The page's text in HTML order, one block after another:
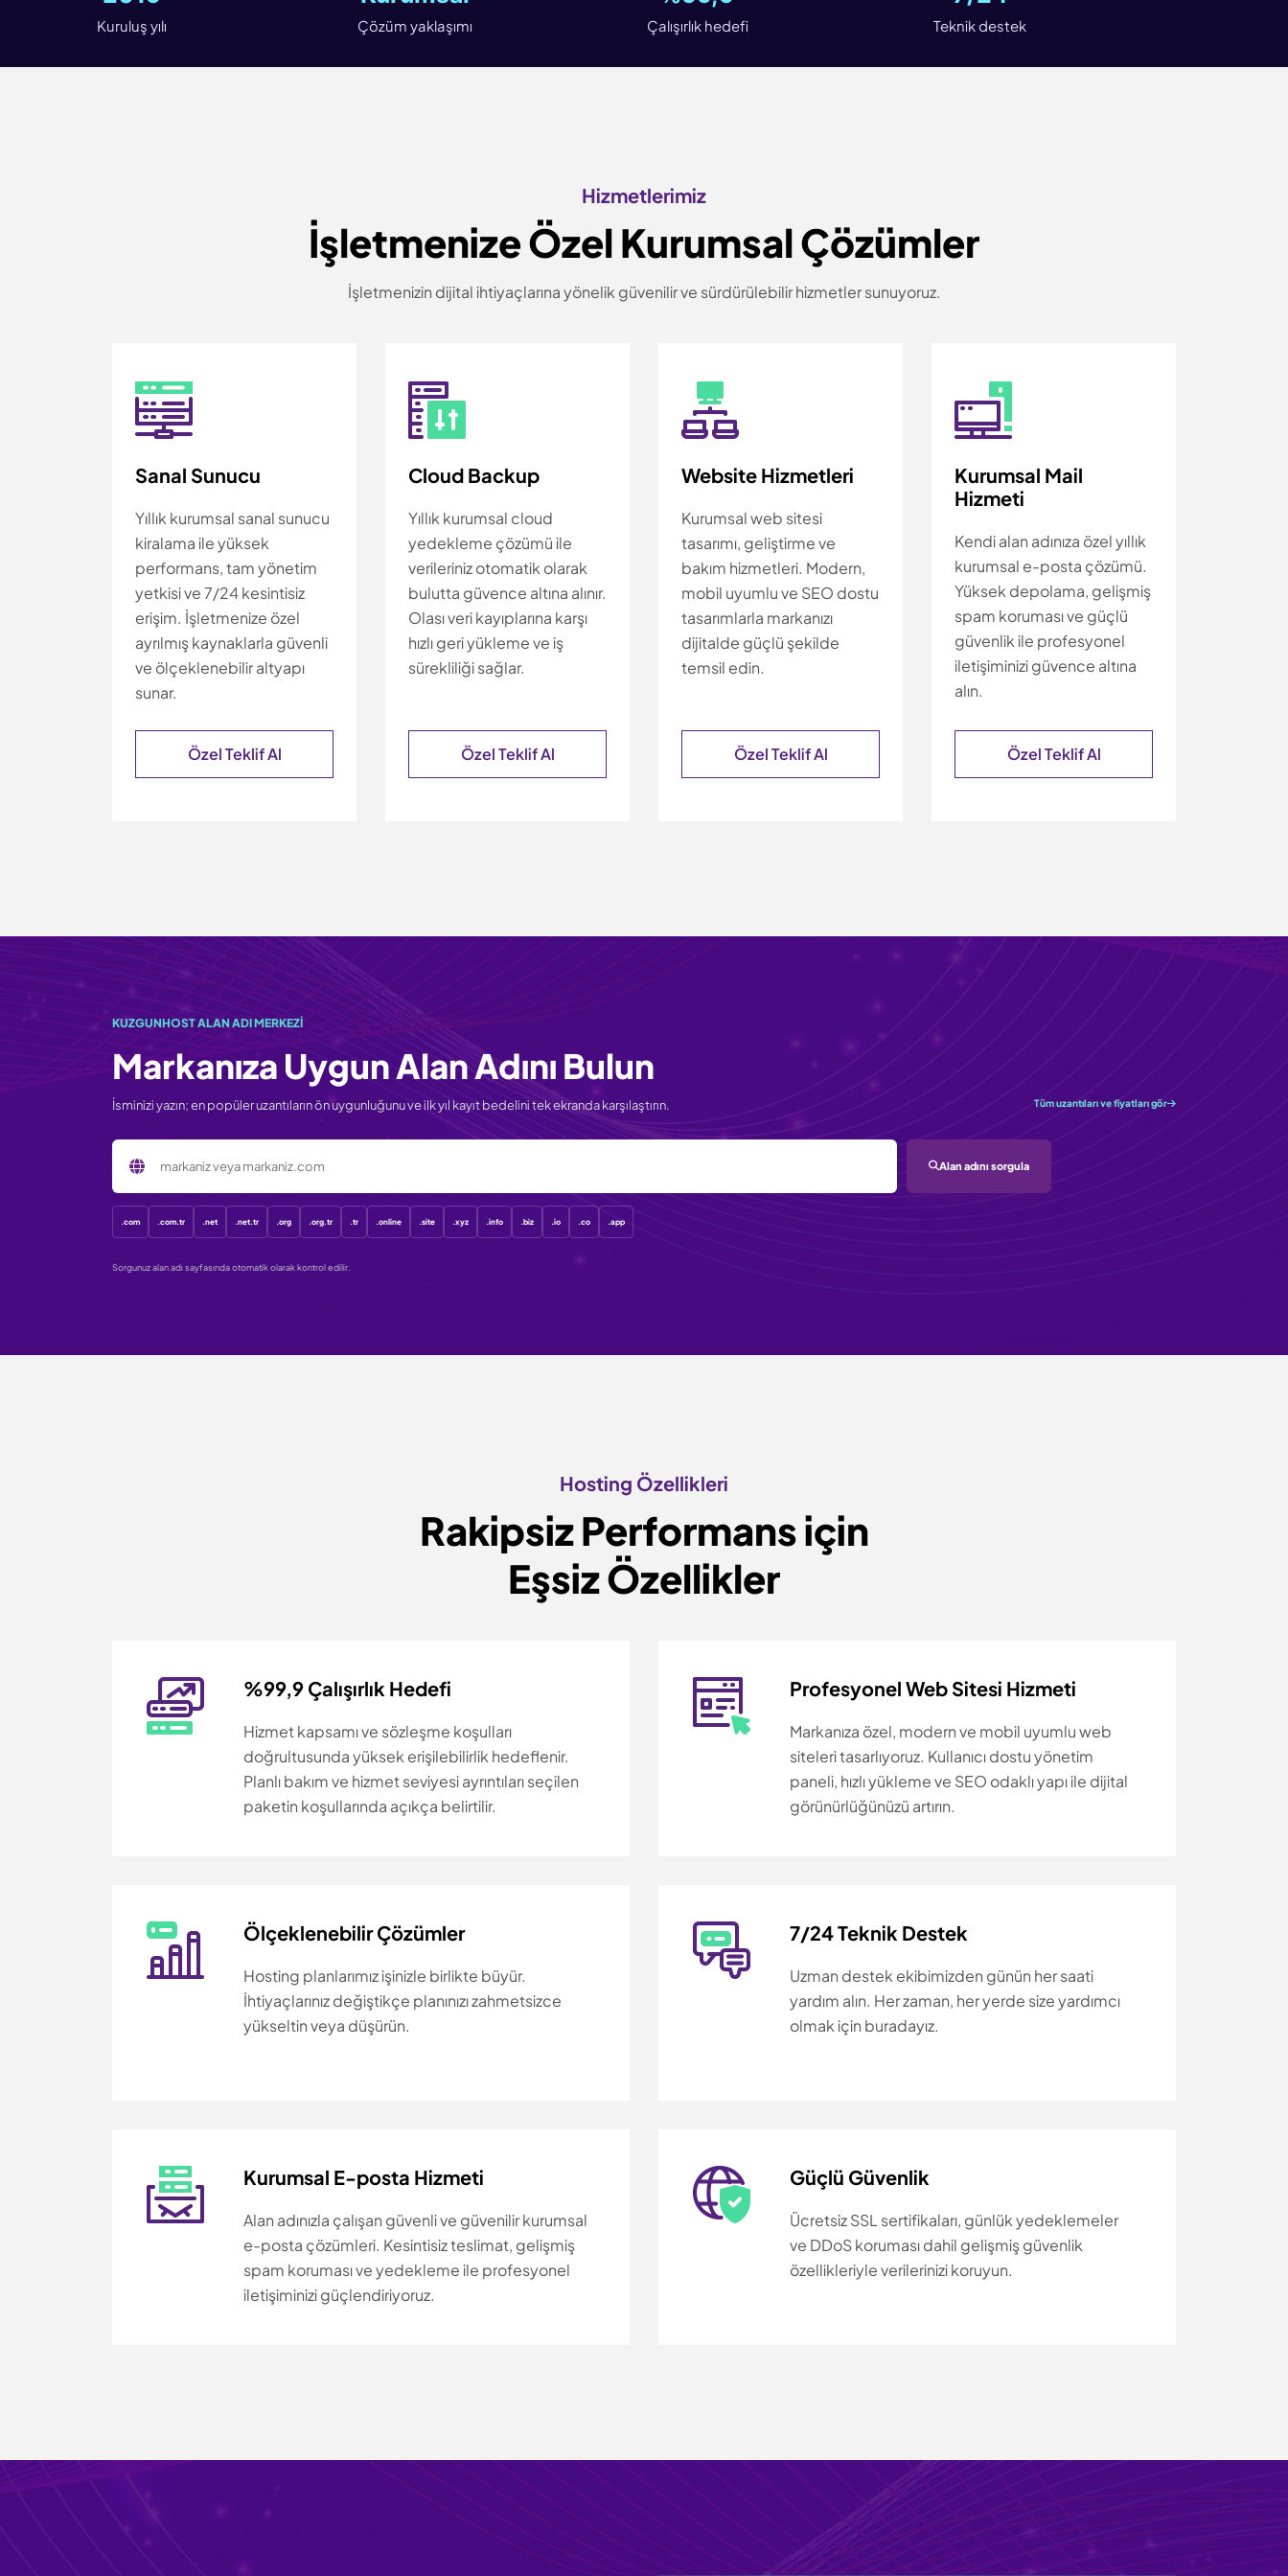
Kuruluş yılı Çözüm yaklaşımı Çalışırlık hedefi Teknik destek
Hizmetlerimiz
İşletmenize Özel Kurumsal Çözümler
İşletmenizin dijital ihtiyaçlarına yönelik güvenilir ve sürdürülebilir hizmetler sunuyoruz.
Sanal Sunucu
Yıllık kurumsal sanal sunucu
kiralama ile yüksek
performans, tam yönetim
yetkisi ve 7/24 kesintisiz
erişim. İşletmenize özel
ayrılmış kaynaklarla güvenli
ve ölçeklenebilir altyapı
sunar.
Özel Teklif Al
Cloud Backup
Yıllık kurumsal cloud
yedekleme çözümü ile
verileriniz otomatik olarak
bulutta güvence altına alınır.
Olası veri kayıplarına karşı
hızlı geri yükleme ve iş
sürekliliği sağlar.
Özel Teklif Al
Website Hizmetleri
Kurumsal web sitesi
tasarımı, geliştirme ve
bakım hizmetleri. Modern,
mobil uyumlu ve SEO dostu
tasarımlarla markanızı
dijitalde güçlü şekilde
temsil edin.
Özel Teklif Al
Kurumsal Mail
Hizmeti
Kendi alan adınıza özel yıllık
kurumsal e-posta çözümü.
Yüksek depolama, gelişmiş
spam koruması ve güçlü
güvenlik ile profesyonel
iletişiminizi güvence altına
alın.
Özel Teklif Al
KUZGUNHOST ALAN ADI MERKEZI
Markanıza Uygun Alan Adını Bulun
İsminizi yazın; en popüler uzantıların ön uygunluğunu ve ilk yıl kayıt bedelini tek ekranda karşılaştırın. Tüm uzantıları ve fiyatları gör
Sorgulanacak alan adı
Alan adını sorgula
.com .com.tr .net .net.tr .org .org.tr .tr .online .site .xyz .info .biz .io .co .app
Sorgunuz alan adı sayfasında otomatik olarak kontrol edilir.
Hosting Özellikleri
Rakipsiz Performans için
Eşsiz Özellikler
%99,9 Çalışırlık Hedefi
Hizmet kapsamı ve sözleşme koşulları
doğrultusunda yüksek erişilebilirlik hedeflenir.
Planlı bakım ve hizmet seviyesi ayrıntıları seçilen
paketin koşullarında açıkça belirtilir.
Ölçeklenebilir Çözümler
Hosting planlarımız işinizle birlikte büyür.
İhtiyaçlarınız değiştikçe planınızı zahmetsizce
yükseltin veya düşürün.
Kurumsal E-posta Hizmeti
Alan adınızla çalışan güvenli ve güvenilir kurumsal
e-posta çözümleri. Kesintisiz teslimat, gelişmiş
spam koruması ve yedekleme ile profesyonel
iletişiminizi güçlendiriyoruz.
Profesyonel Web Sitesi Hizmeti
Markanıza özel, modern ve mobil uyumlu web
siteleri tasarlıyoruz. Kullanıcı dostu yönetim
paneli, hızlı yükleme ve SEO odaklı yapı ile dijital
görünürlüğünüzü artırın.
7/24 Teknik Destek
Uzman destek ekibimizden günün her saati
yardım alın. Her zaman, her yerde size yardımcı
olmak için buradayız.
Güçlü Güvenlik
Ücretsiz SSL sertifikaları, günlük yedeklemeler
ve DDoS koruması dahil gelişmiş güvenlik
özellikleriyle verilerinizi koruyun.